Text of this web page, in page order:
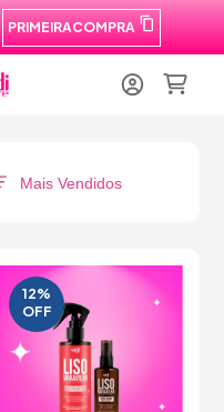
PRIMEIRACOMPRA
12%
OFF